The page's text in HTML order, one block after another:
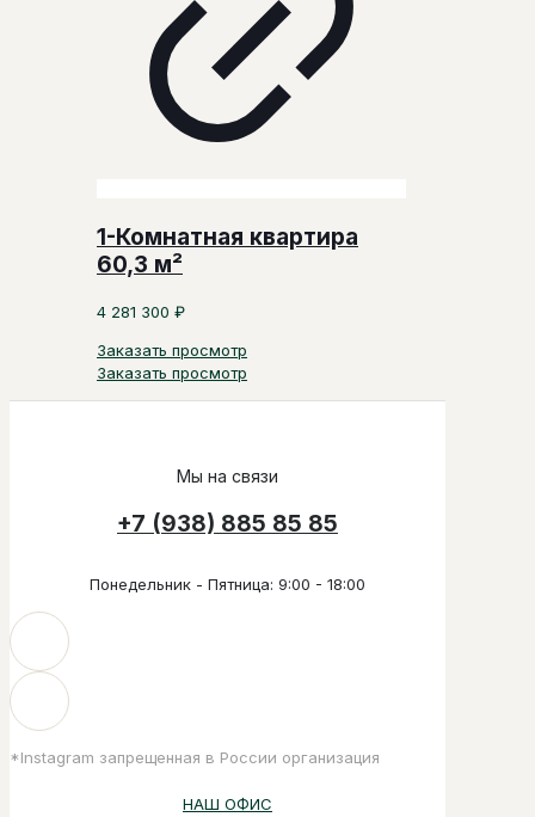
1-Комнатная квартира
60,3 м²
4 281 300 ₽
Заказать просмотр
Заказать просмотр
Мы на связи
+7 (938) 885 85 85
Понедельник - Пятница: 9:00 - 18:00
*Instagram запрещенная в России организация
НАШ ОФИС